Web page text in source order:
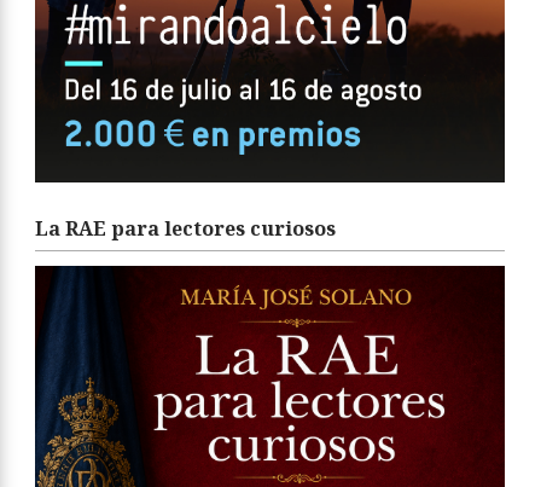
La RAE para lectores curiosos